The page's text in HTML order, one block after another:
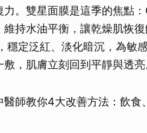
。雙星面膜是這季的焦點
持水油平衡，讓乾燥肌恢
穩定泛紅、淡化暗沉，為敏
，肌膚立刻回到平靜與透亮
師教你4大改善方法：飲食